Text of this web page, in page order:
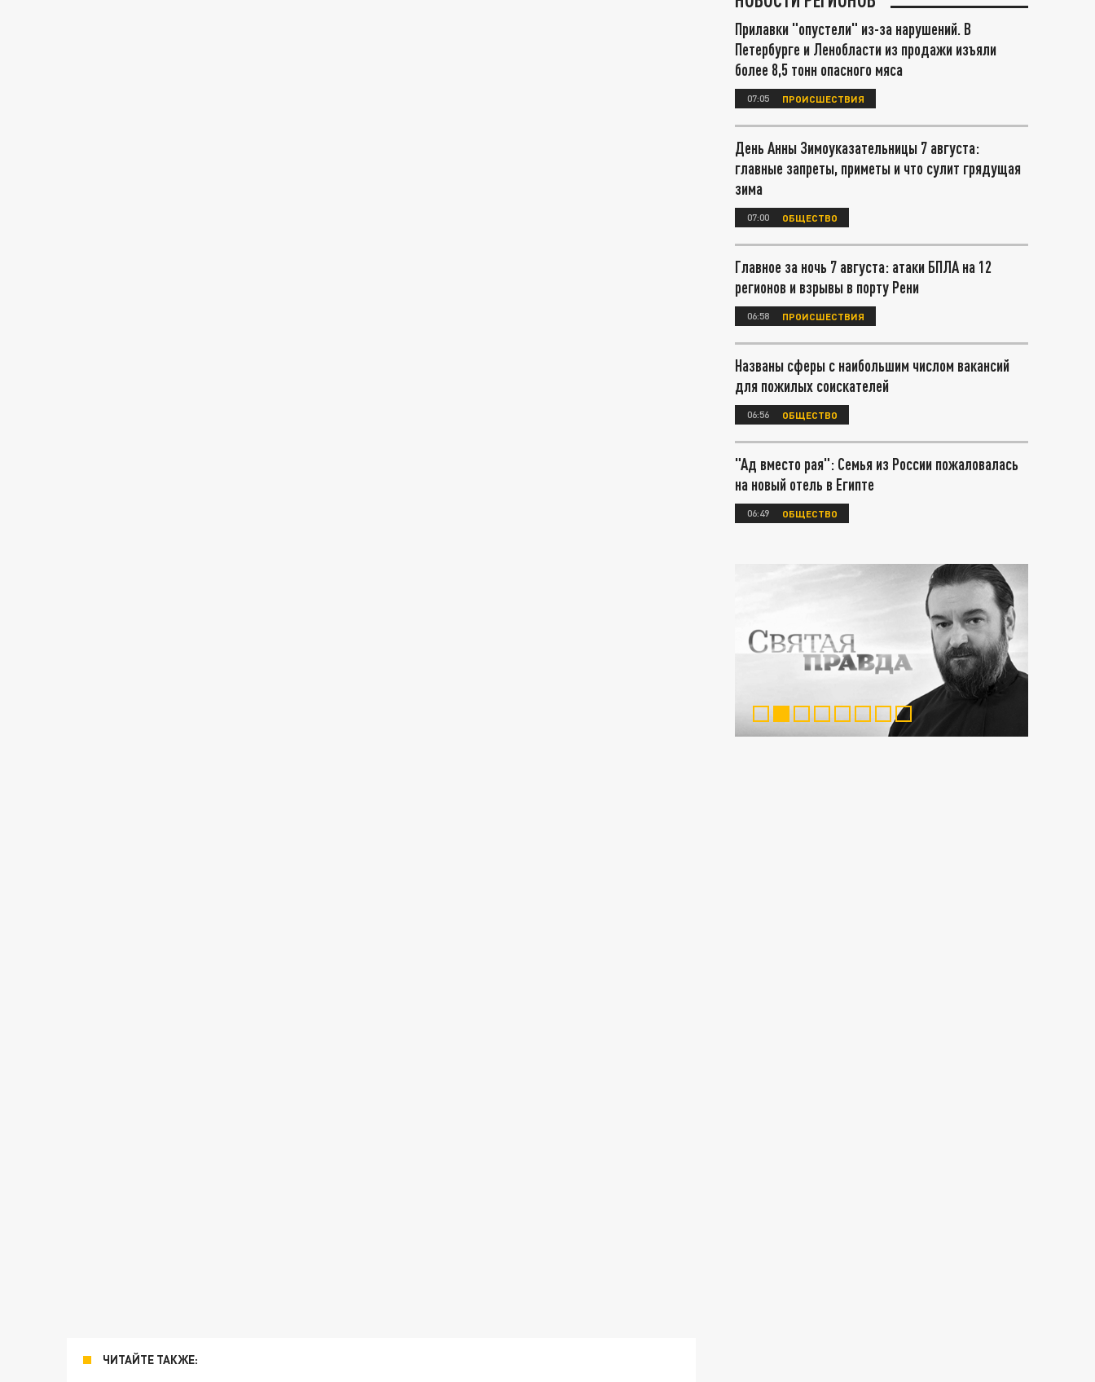
ЧИТАЙТЕ ТАКЖЕ:
Прилавки "опустели" из-за нарушений. В
Петербурге и Ленобласти из продажи изъяли
более 8,5 тонн опасного мяса
07:05 ПРОИСШЕСТВИЯ
День Анны Зимоуказательницы 7 августа:
главные запреты, приметы и что сулит грядущая
зима
07:00 ОБЩЕСТВО
Главное за ночь 7 августа: атаки БПЛА на 12
регионов и взрывы в порту Рени
06:58 ПРОИСШЕСТВИЯ
Названы сферы с наибольшим числом вакансий
для пожилых соискателей
06:56 ОБЩЕСТВО
"Ад вместо рая": Семья из России пожаловалась
на новый отель в Египте
06:49 ОБЩЕСТВО